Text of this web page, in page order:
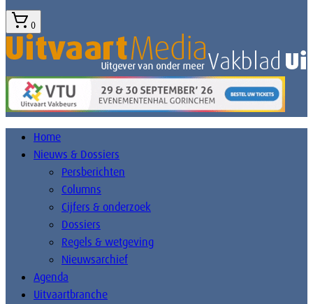
0
Home
Nieuws & Dossiers
Persberichten
Columns
Cijfers & onderzoek
Dossiers
Regels & wetgeving
Nieuwsarchief
Agenda
Uitvaartbranche